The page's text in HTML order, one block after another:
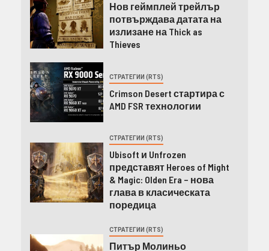
Нов геймплей трейлър
потвърждава датата на
излизане на Thick as
Thieves
СТРАТЕГИИ (RTS)
Crimson Desert стартира с
AMD FSR технологии
СТРАТЕГИИ (RTS)
Ubisoft и Unfrozen
представят Heroes of Might
& Magic: Olden Era – нова
глава в класическата
поредица
СТРАТЕГИИ (RTS)
Питър Молиньо